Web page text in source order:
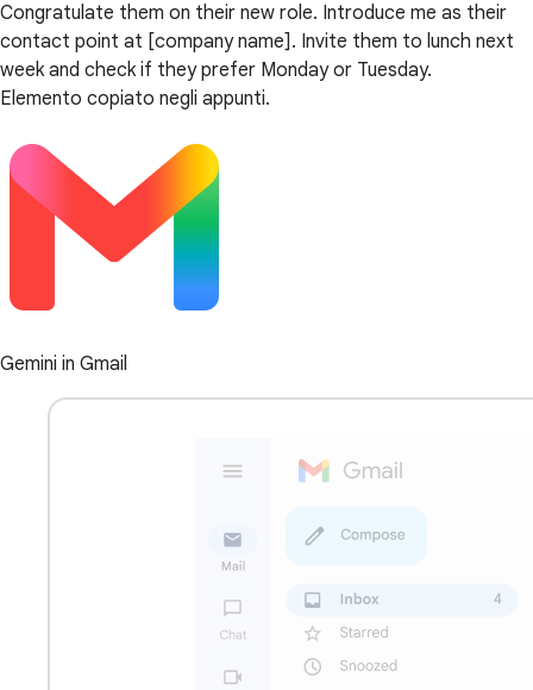
Congratulate them on their new role. Introduce me as their
contact point at [company name]. Invite them to lunch next
week and check if they prefer Monday or Tuesday.
Elemento copiato negli appunti.
Gemini in Gmail